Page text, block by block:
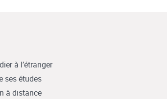
à l’étranger
ses études
à distance